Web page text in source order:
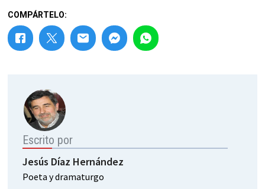
COMPÁRTELO:
Escrito por
Jesús Díaz Hernández
Poeta y dramaturgo